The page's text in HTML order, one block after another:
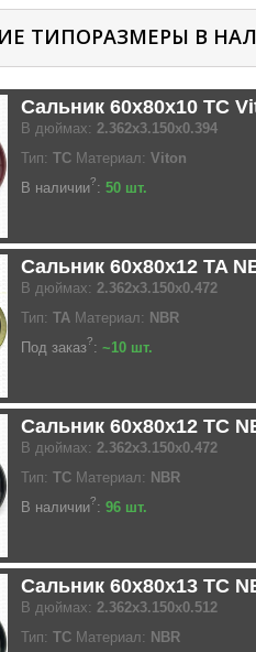
ТИПОРАЗМЕРЫ В
Сальник 60x80x10 TC
В дюймах: 2.362x3.150x0.394
Тип: TC Материал: Viton
В наличии?: 50 шт.
Сальник 60x80x12 TA
В дюймах: 2.362x3.150x0.472
Тип: TA Материал: NBR
Под заказ?: ~10 шт.
Сальник 60x80x12 TC
В дюймах: 2.362x3.150x0.472
Тип: TC Материал: NBR
В наличии?: 96 шт.
Сальник 60x80x13 TC
В дюймах: 2.362x3.150x0.512
Тип: TC Материал: NBR